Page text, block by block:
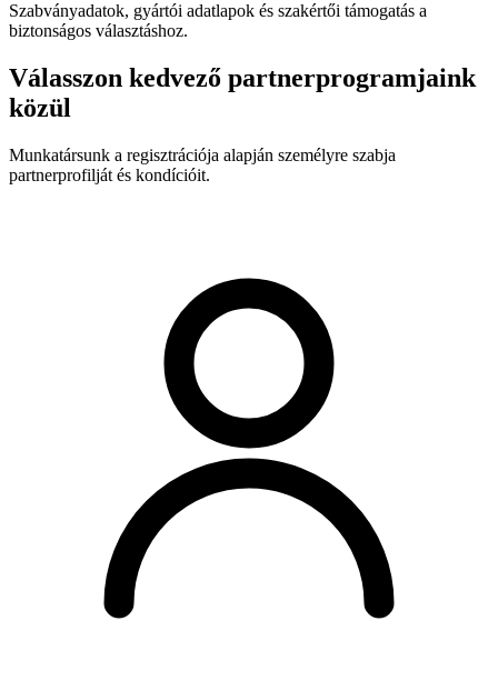
Szabványadatok, gyártói adatlapok és szakértői támogatás a
biztonságos választáshoz.
Válasszon kedvező partnerprogramjaink
közül
Munkatársunk a regisztrációja alapján személyre szabja
partnerprofilját és kondícióit.